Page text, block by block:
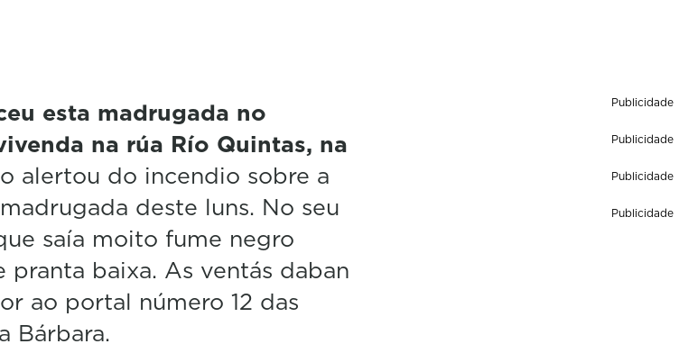
s
o
f
1
m
i
u
e
5
s
esta madrugada no
na rúa Río Quintas, na
alertou do incendio sobre a
deste luns. No seu
saía moito fume negro
pranta baixa. As ventás daban
ao portal número 12 das
Bárbara.
Publicidade
Publicidade
Publicidade
Publicidade